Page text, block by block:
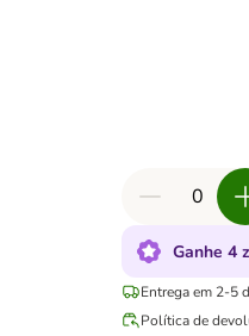
Ganhe 4
Entrega em 2-5
Política de